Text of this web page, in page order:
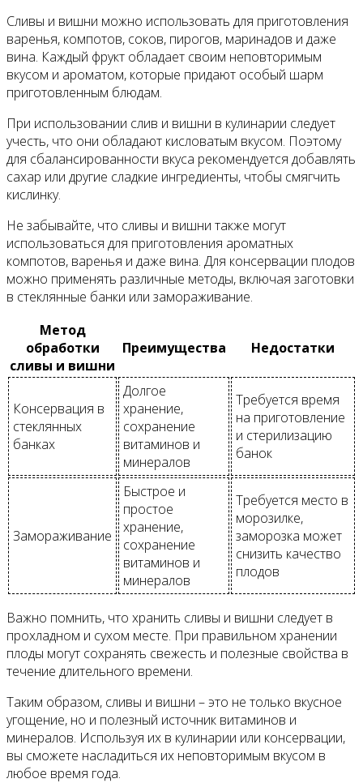
Сливы и вишни можно использовать для приготовления
варенья, компотов, соков, пирогов, маринадов и даже
вина. Каждый фрукт обладает своим неповторимым
вкусом и ароматом, которые придают особый шарм
приготовленным блюдам.
При использовании слив и вишни в кулинарии следует
учесть, что они обладают кисловатым вкусом. Поэтому
для сбалансированности вкуса рекомендуется добавлять
сахар или другие сладкие ингредиенты, чтобы смягчить
кислинку.
Не забывайте, что сливы и вишни также могут
использоваться для приготовления ароматных
компотов, варенья и даже вина. Для консервации плодов
можно применять различные методы, включая заготовки
в стеклянные банки или замораживание.
Метод
обработки
сливы и вишни
Преимущества Недостатки
Консервация в
стеклянных
банках
Долгое
хранение,
сохранение
витаминов и
минералов
Требуется время
на приготовление
и стерилизацию
банок
Замораживание
Быстрое и
простое
хранение,
сохранение
витаминов и
минералов
Требуется место в
морозилке,
заморозка может
снизить качество
плодов
Важно помнить, что хранить сливы и вишни следует в
прохладном и сухом месте. При правильном хранении
плоды могут сохранять свежесть и полезные свойства в
течение длительного времени.
Таким образом, сливы и вишни – это не только вкусное
угощение, но и полезный источник витаминов и
минералов. Используя их в кулинарии или консервации,
вы сможете насладиться их неповторимым вкусом в
любое время года.